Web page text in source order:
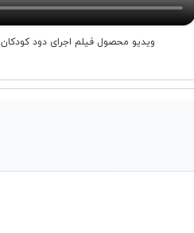
ویدیو محصول فیلم اجرای دود کودکان